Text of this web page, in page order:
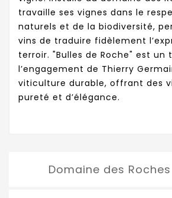
travaille ses vignes dans le
naturels et de la biodiversité,
vins de traduire fidèlement
terroir. "Bulles de Roche" est un
l’engagement de Thierry
viticulture durable, offrant des
pureté et d’élégance.
Domaine des